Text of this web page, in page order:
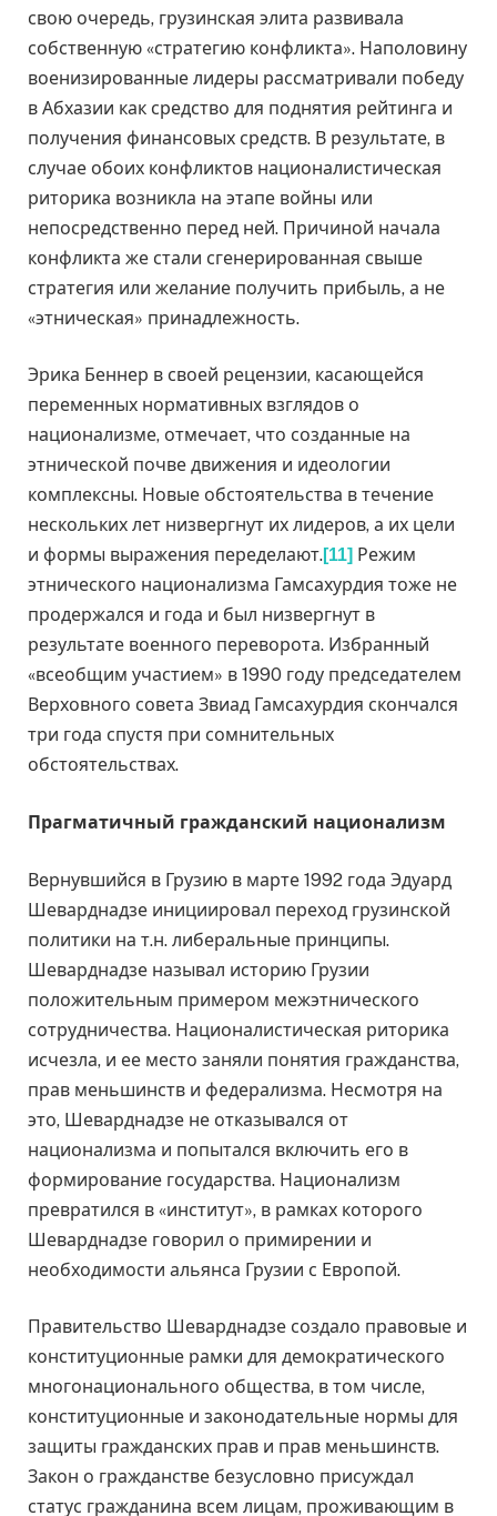
свою очередь, грузинская элита развивала
собственную «стратегию конфликта». Наполовину
военизированные лидеры рассматривали победу
в Абхазии как средство для поднятия рейтинга и
получения финансовых средств. В результате, в
случае обоих конфликтов националистическая
риторика возникла на этапе войны или
непосредственно перед ней. Причиной начала
конфликта же стали сгенерированная свыше
стратегия или желание получить прибыль, а не
«этническая» принадлежность.
Эрика Беннер в своей рецензии, касающейся
переменных нормативных взглядов о
национализме, отмечает, что созданные на
этнической почве движения и идеологии
комплексны. Новые обстоятельства в течение
нескольких лет низвергнут их лидеров, а их цели
и формы выражения переделают.[11] Режим
этнического национализма Гамсахурдия тоже не
продержался и года и был низвергнут в
результате военного переворота. Избранный
«всеобщим участием» в 1990 году председателем
Верховного совета Звиад Гамсахурдия скончался
три года спустя при сомнительных
обстоятельствах.
Прагматичный гражданский национализм
Вернувшийся в Грузию в марте 1992 года Эдуард
Шеварднадзе инициировал переход грузинской
политики на т.н. либеральные принципы.
Шеварднадзе называл историю Грузии
положительным примером межэтнического
сотрудничества. Националистическая риторика
исчезла, и ее место заняли понятия гражданства,
прав меньшинств и федерализма. Несмотря на
это, Шеварднадзе не отказывался от
национализма и попытался включить его в
формирование государства. Национализм
превратился в «институт», в рамках которого
Шеварднадзе говорил о примирении и
необходимости альянса Грузии с Европой.
Правительство Шеварднадзе создало правовые и
конституционные рамки для демократического
многонационального общества, в том числе,
конституционные и законодательные нормы для
защиты гражданских прав и прав меньшинств.
Закон о гражданстве безусловно присуждал
статус гражданина всем лицам, проживающим в